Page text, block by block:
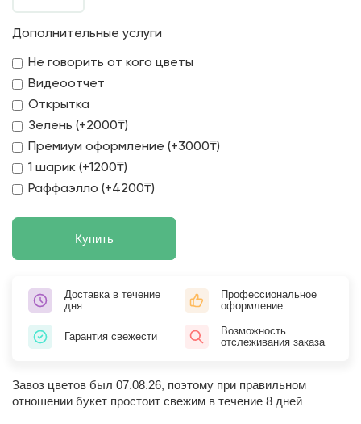
Дополнительные услуги
Не говорить от кого цветы
Видеоотчет
Открытка
Зелень (+2000₸)
Премиум оформление (+3000₸)
1 шарик (+1200₸)
Раффаэлло (+4200₸)
Купить
Доставка в течение
дня
Профессиональное
оформление
Гарантия свежести
Возможность
отслеживания заказа
Завоз цветов был 07.08.26, поэтому при правильном
отношении букет простоит свежим в течение 8 дней